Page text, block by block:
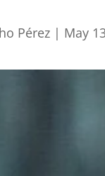
Pérez| May